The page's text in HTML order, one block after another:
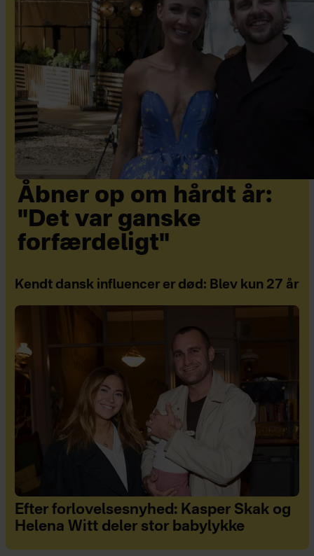
Åbner op om hårdt år:
"Det var ganske
forfærdeligt"
Kendt dansk influencer er død: Blev kun 27 år
Efter forlovelsesnyhed: Kasper Skak og
Helena Witt deler stor babylykke